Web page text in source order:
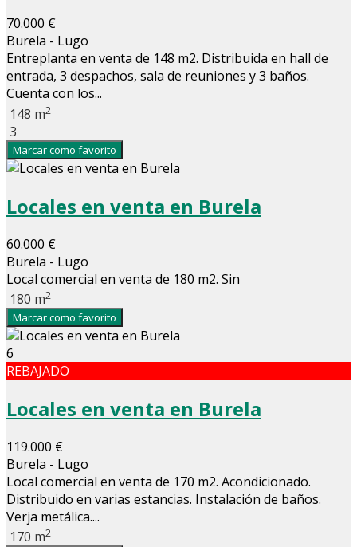
70.000 €
Burela - Lugo
Entreplanta en venta de 148 m2. Distribuida en hall de
entrada, 3 despachos, sala de reuniones y 3 baños.
Cuenta con los...
148 m2
3
Marcar como favorito
Locales en venta en Burela
60.000 €
Burela - Lugo
Local comercial en venta de 180 m2. Sin
180 m2
Marcar como favorito
6
REBAJADO
Locales en venta en Burela
119.000 €
Burela - Lugo
Local comercial en venta de 170 m2. Acondicionado.
Distribuido en varias estancias. Instalación de baños.
Verja metálica....
170 m2